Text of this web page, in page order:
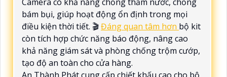
bám bụi, giúp hoạt động ổn định trong mọi
điều kiện thời tiết. 🎬Đáng quan tâm hơn bộ kit
còn tích hợp chức năng báo động, nâng cao
khả năng giám sát và phòng chống trộm cướp,
tạo độ an toàn cho cửa hàng.